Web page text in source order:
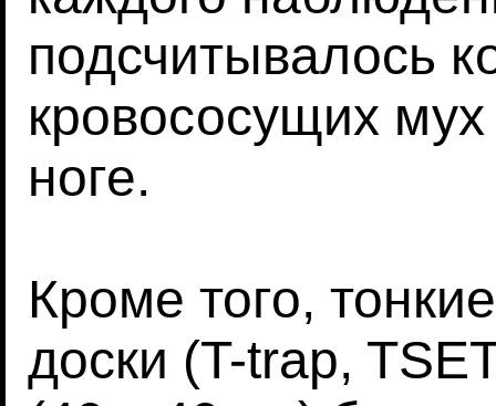
подсчитывалось
кровососущих
ноге.
Кроме того,
доски (T-trap,